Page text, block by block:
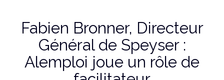
Fabien Bronner, Directeur
Général de Speyser :
Alemploi joue un rôle de